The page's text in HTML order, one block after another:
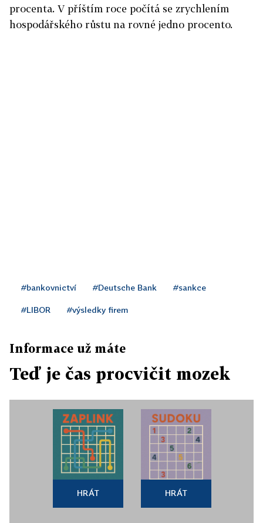
procenta. V příštím roce počítá se zrychlením
hospodářského růstu na rovné jedno procento.
#bankovnictví #Deutsche Bank #sankce
#LIBOR #výsledky firem
Informace už máte
Teď je čas procvičit mozek
HRÁT HRÁT